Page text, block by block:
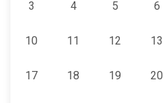
3 4 5 6
10 11 12 13
17 18 19 20